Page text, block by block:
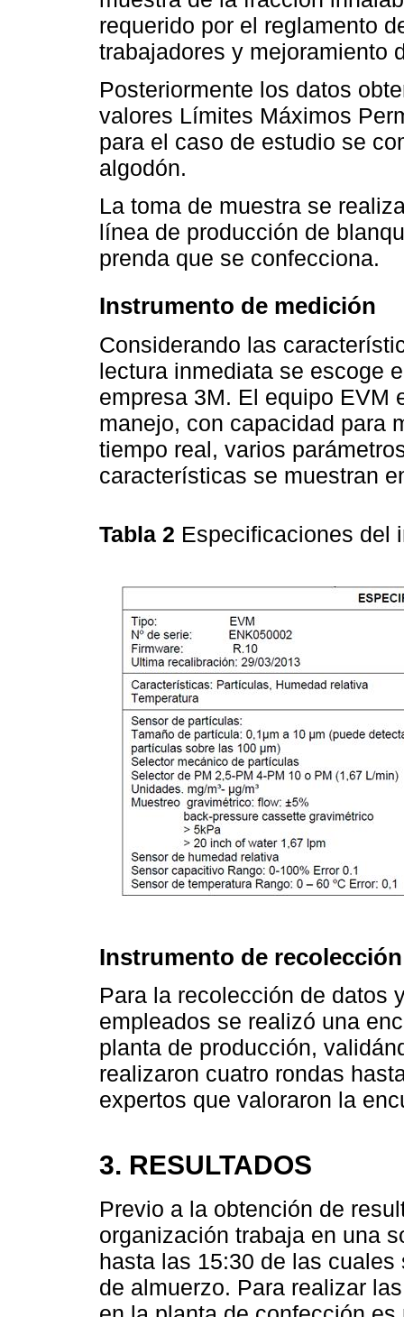
requerido por el reglamento
trabajadores y mejoramiento
Posteriormente los datos
valores Límites Máximos
para el caso de estudio se
algodón.
La toma de muestra se
línea de producción de
prenda que se confecciona.
Instrumento de medición
Considerando las
lectura inmediata se escoge
empresa 3M. El equipo EVM
manejo, con capacidad para
tiempo real, varios
características se muestran
Tabla 2 Especificaciones del
Instrumento de
Para la recolección de datos
empleados se realizó una
planta de producción,
realizaron cuatro rondas
expertos que valoraron la
3. RESULTADOS
Previo a la obtención de
organización trabaja en una
hasta las 15:30 de las
de almuerzo. Para realizar